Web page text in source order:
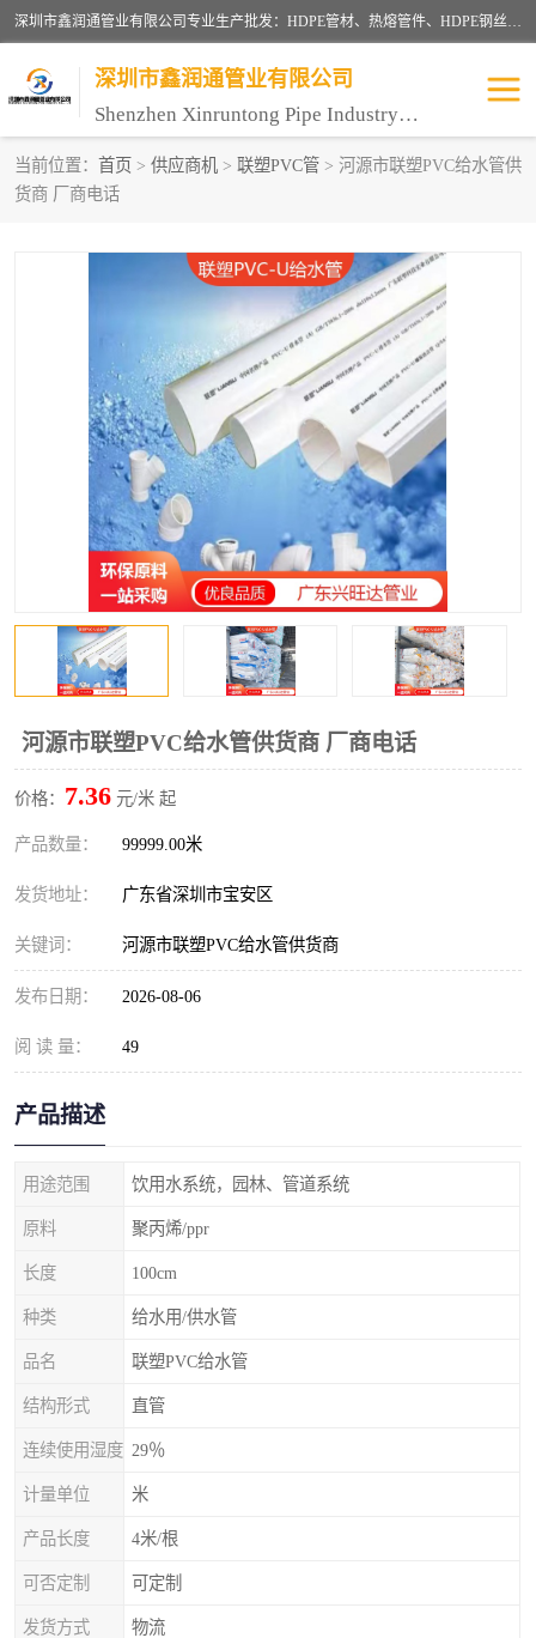
深圳市鑫润通管业有限公司专业生产批发：HDPE管材、热熔管件、HDPE钢丝骨架管、电熔管件、HDPE双壁波纹管、MPP电力管、井盖、PVC管材管件、PPR管材管件等；公司自创建以来，始终秉承“团结、务实、创新、守信”的服务宗旨，凭借专业的服务以及多年的勤奋拼搏，发展成为一家专业销售各种管材管件，绝缘电工套管及配件等系列产品的贸易公司。
深圳市鑫润通管业有限公司
Shenzhen Xinruntong Pipe Industry Co., Ltd
当前位置： 首页 > 供应商机 > 联塑PVC管 > 河源市联塑PVC给水管供
货商 厂商电话
河源市联塑PVC给水管供货商 厂商电话
价格： 7.36 元/米 起
产品数量： 99999.00米
发货地址： 广东省深圳市宝安区
关键词： 河源市联塑PVC给水管供货商
发布日期： 2026-08-06
阅 读 量： 49
产品描述
用途范围 饮用水系统，园林、管道系统
原料 聚丙烯/ppr
长度 100cm
种类 给水用/供水管
品名 联塑PVC给水管
结构形式 直管
连续使用湿度 29％
计量单位 米
产品长度 4米/根
可否定制 可定制
发货方式 物流
HDPE管材给水管
HDPE电力通讯管
MPP电力通信管
联塑PVC管 联塑PPR管
联塑PE管 联塑家装红蓝线管